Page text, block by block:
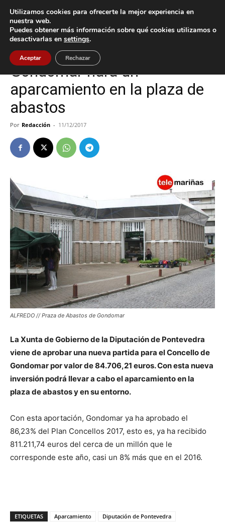
Inicio Gondomar
Gondomar Política
Gondomar hará un
aparcamiento en la plaza de
abastos
Por Redacción - 11/12/2017
ALFREDO // Praza de Abastos de Gondomar
La Xunta de Gobierno de la Diputación de Pontevedra
viene de aprobar una nueva partida para el Concello de
Gondomar por valor de 84.706,21 euros. Con esta nueva
inversión podrá llevar a cabo el aparcamiento en la
plaza de abastos y en su entorno.
Con esta aportación, Gondomar ya ha aprobado el
86,23% del Plan Concellos 2017, esto es, ya ha recibido
811.211,74 euros del cerca de un millón que le
corresponde este año, casi un 8% más que en el 2016.
ETIQUETAS Aparcamiento
Diputación de Pontevedra
Utilizamos cookies para ofrecerte la mejor experiencia en
nuestra web.
Puedes obtener más información sobre qué cookies utilizamos o
desactivarlas en settings.
Aceptar Rechazar